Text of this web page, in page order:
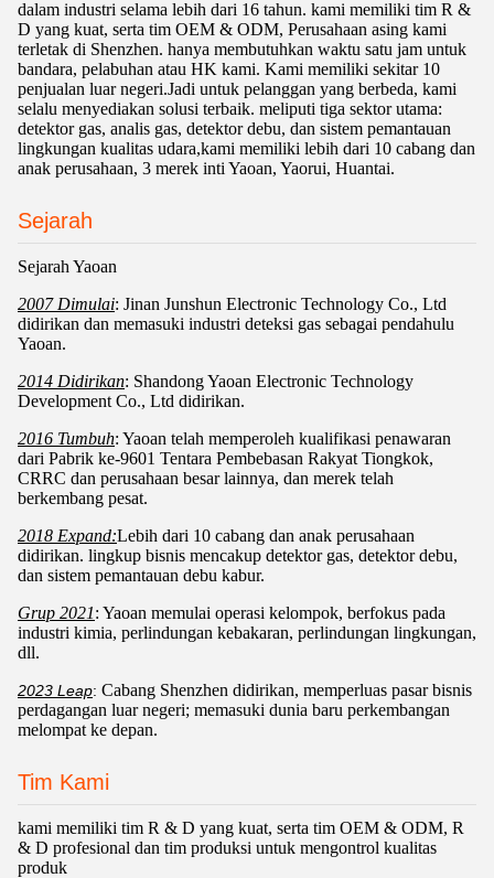
dalam industri selama lebih dari 16 tahun. kami memiliki tim R &
D yang kuat, serta tim OEM & ODM, Perusahaan asing kami
terletak di Shenzhen. hanya membutuhkan waktu satu jam untuk
bandara, pelabuhan atau HK kami. Kami memiliki sekitar 10
penjualan luar negeri.Jadi untuk pelanggan yang berbeda, kami
selalu menyediakan solusi terbaik. meliputi tiga sektor utama:
detektor gas, analis gas, detektor debu, dan sistem pemantauan
lingkungan kualitas udara,kami memiliki lebih dari 10 cabang dan
anak perusahaan, 3 merek inti Yaoan, Yaorui, Huantai.
Sejarah
Sejarah Yaoan
2007 Dimulai: Jinan Junshun Electronic Technology Co., Ltd
didirikan dan memasuki industri deteksi gas sebagai pendahulu
Yaoan.
2014 Didirikan: Shandong Yaoan Electronic Technology
Development Co., Ltd didirikan.
2016 Tumbuh: Yaoan telah memperoleh kualifikasi penawaran
dari Pabrik ke-9601 Tentara Pembebasan Rakyat Tiongkok,
CRRC dan perusahaan besar lainnya, dan merek telah
berkembang pesat.
2018 Expand:Lebih dari 10 cabang dan anak perusahaan
didirikan. lingkup bisnis mencakup detektor gas, detektor debu,
dan sistem pemantauan debu kabur.
Grup 2021: Yaoan memulai operasi kelompok, berfokus pada
industri kimia, perlindungan kebakaran, perlindungan lingkungan,
dll.
2023 Leap: Cabang Shenzhen didirikan, memperluas pasar bisnis
perdagangan luar negeri; memasuki dunia baru perkembangan
melompat ke depan.
Tim Kami
kami memiliki tim R & D yang kuat, serta tim OEM & ODM, R
& D profesional dan tim produksi untuk mengontrol kualitas
produk